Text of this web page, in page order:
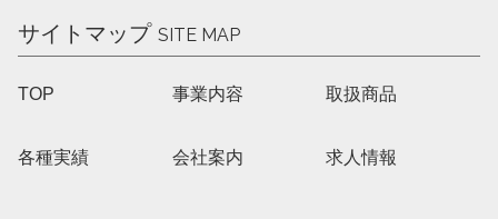
サイトマップ SITE MAP
TOP 事業内容 取扱商品
各種実績 会社案内 求人情報